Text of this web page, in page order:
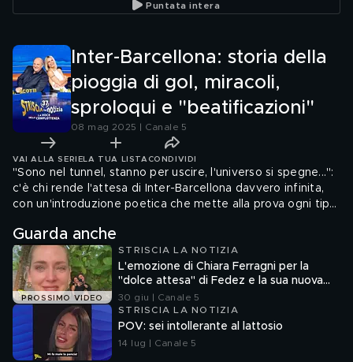
Puntata intera
Inter-Barcellona: storia della
pioggia di gol, miracoli,
sproloqui e "beatificazioni"
08 mag 2025 | Canale 5
VAI ALLA SERIE LA TUA LISTA CONDIVIDI
"Sono nel tunnel, stanno per uscire, l'universo si spegne...":
c'è chi rende l'attesa di Inter-Barcellona davvero infinita,
con un'introduzione poetica che mette alla prova ogni tipo
comune con un noto comico italiano... Gli Striscioni,
insomma, celebrano in ogni modo sia i 4 gol dei nerazzurri
che i 3 dei catalani ma anche i "miracoli" dei telecronisti,
l'esultanza di Goran Pandev e altre chicche (fino a Somm...
Guarda anche
PROSSIMO VIDEO
STRISCIA LA NOTIZIA
L'emozione di Chiara Ferragni per la
"dolce attesa" di Fedez e la sua nuova
compagna
30 giu | Canale 5
STRISCIA LA NOTIZIA
POV: sei intollerante al lattosio
14 lug | Canale 5